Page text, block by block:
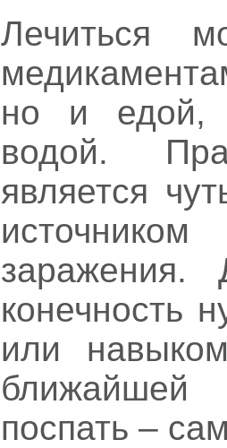
Лечиться
но и едой,
водой.
является
конечность
или
поспать –